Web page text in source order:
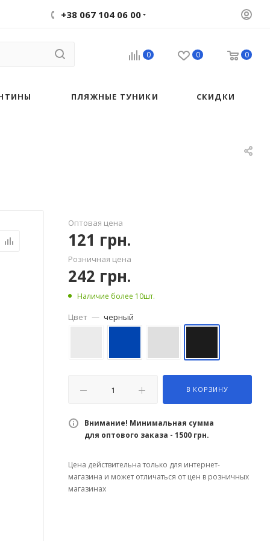
+38 067 104 06 00
0 0 0
ПЛЯЖНЫЕ ТУНИКИ СКИДКИ
Оптовая цена
121 грн.
Розничная цена
242 грн.
Наличие более 10шт.
Цвет — черный
В КОРЗИНУ
Внимание! Минимальная сумма
для оптового заказа - 1500 грн.
Цена действительна только для интернет-
магазина и может отличаться от цен в розничных
магазинах